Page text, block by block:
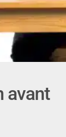
avant